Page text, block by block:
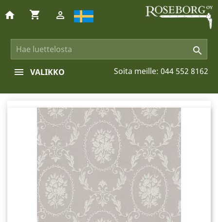

home shopping_cart 
Soita meille: 044 552 8162
VALIKKO